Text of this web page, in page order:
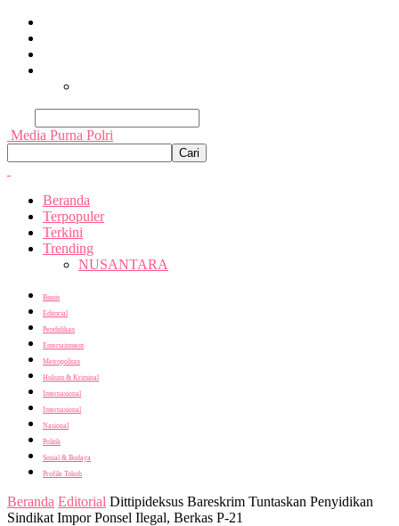
Media Purna Polri
Beranda
Terpopuler
Terkini
Trending
NUSANTARA
Bisnis
Editorial
Pendidikan
Entertainment
Metropolitan
Hukum & Kriminal
Internasional
Internasional
Nasional
Politik
Sosial & Budaya
Profile Tokoh
Beranda Editorial Dittipideksus Bareskrim Tuntaskan Penyidikan
Sindikat Impor Ponsel Ilegal, Berkas P-21